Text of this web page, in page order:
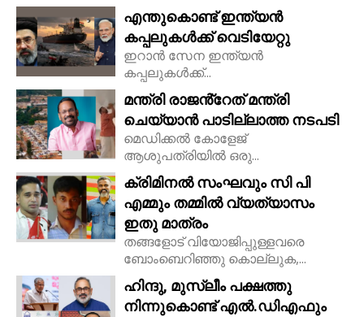
എന്തുകൊണ്ട് ഇന്ത്യൻ
കപ്പലുകൾക്ക് വെടിയേറ്റു
ഇറാൻ സേന ഇന്ത്യൻ
കപ്പലുകൾക്ക്...
മന്ത്രി രാജൻ്റേത് മന്ത്രി
ചെയ്യാൻ പാടില്ലാത്ത നടപടി
മെഡിക്കൽ കോളേജ്
ആശുപത്രിയിൽ ഒരു...
ക്രിമിനൽ സംഘവും സി പി
എമ്മും തമ്മിൽ വ്യത്യാസം
ഇതു മാത്രം
തങ്ങളോട് വിയോജിപ്പുള്ളവരെ
ബോംബെറിഞ്ഞു കൊല്ലുക,...
ഹിന്ദു, മുസ്ലീം പക്ഷത്തു
നിന്നുകൊണ്ട് എൽ.ഡിഎഫും